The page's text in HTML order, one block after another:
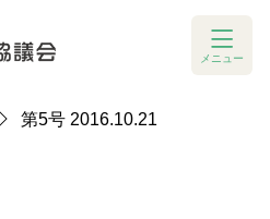
メニュー
第5号 2016.10.21